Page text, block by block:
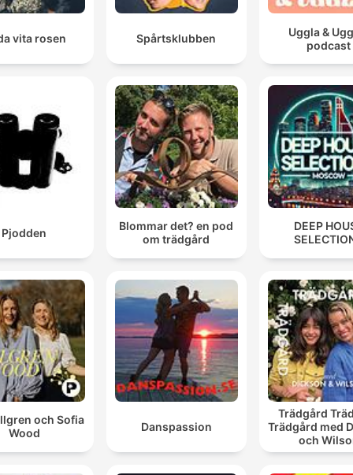
vita rosen Spårtsklubben
Uggla &
podcast
Pjodden
Blommar det? en pod
om trädgård
DEEP
och Sofia
Wood
Danspassion
Trädgård
Trädgård med
och